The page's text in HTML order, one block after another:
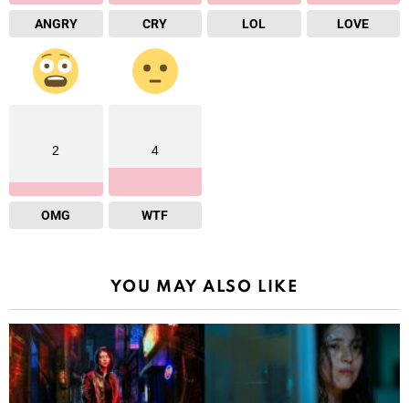
ANGRY CRY LOL LOVE
2
OMG
4
WTF
YOU MAY ALSO LIKE